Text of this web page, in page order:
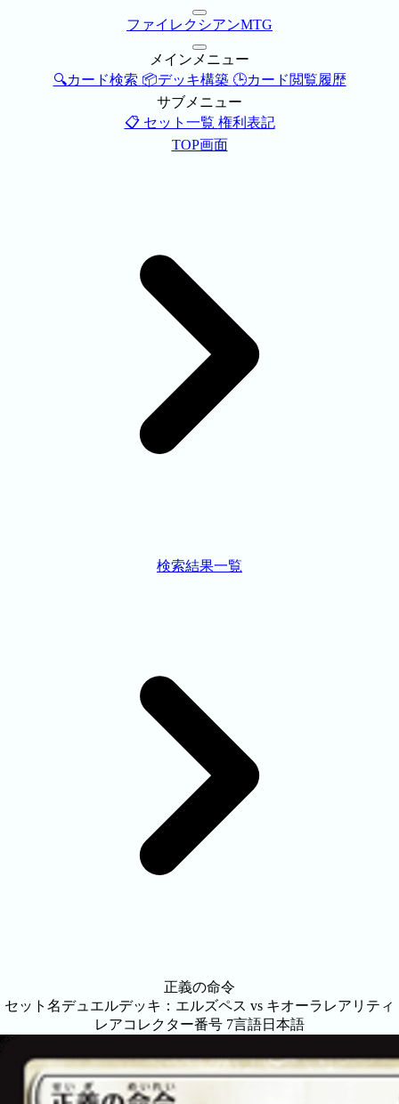
ファイレクシアンMTG
メインメニュー
🔍カード検索 📦デッキ構築 🕒カード閲覧履歴
サブメニュー
📋 セット一覧 権利表記
TOP画面
検索結果一覧
正義の命令
セット名デュエルデッキ：エルズペス vs キオーラ レアリティ
レアコレクター番号 7言語日本語